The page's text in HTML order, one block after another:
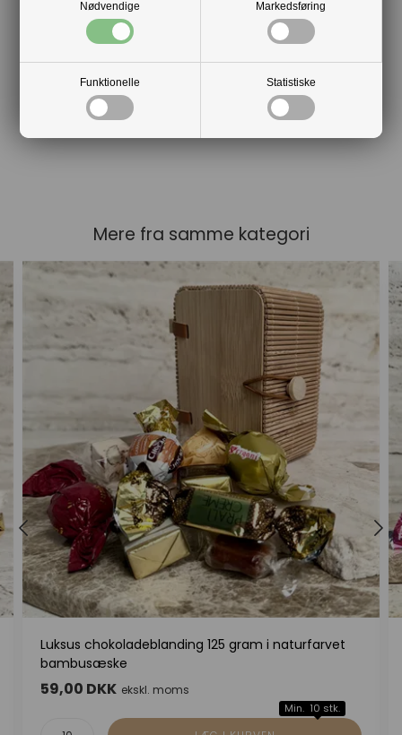
Nødvendige Markedsføring
Funktionelle Statistiske
Mere fra samme kategori
Luksus chokoladeblanding 125 gram i naturfarvet
bambusæske
59,00 DKK ekskl. moms
Min. 10 stk.